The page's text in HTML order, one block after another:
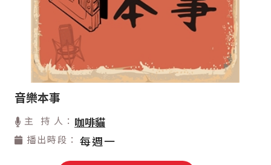
音樂本事
主 持 人： 咖啡貓
播出時段： 每週一